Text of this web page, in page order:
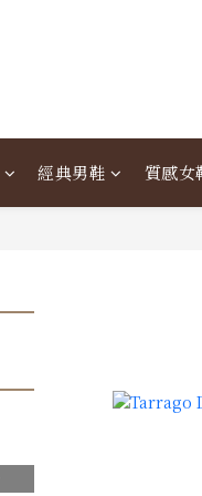
經典男鞋 質感女